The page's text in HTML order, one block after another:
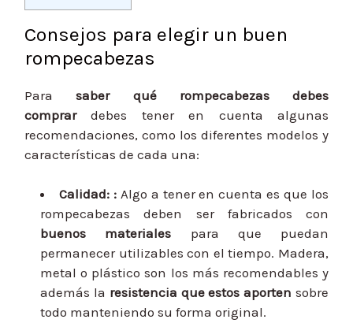
Consejos para elegir un buen
rompecabezas
Parasaber qué rompecabezas debes
comprardebes tener en cuenta algunas
recomendaciones, como los diferentes modelos y
características de cada una:
Calidad: :Algo a tener en cuenta es que los
rompecabezas deben ser fabricados con
buenos materiales para que puedan
permanecer utilizables con el tiempo. Madera,
metal o plástico son los más recomendables y
además la resistencia que estos aporten sobre
todo manteniendo su forma original.